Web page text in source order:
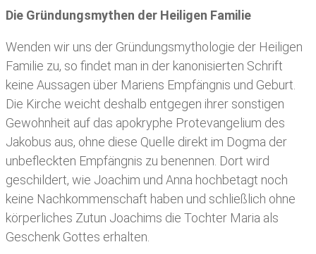
Die Gründungsmythen der Heiligen Familie
Wenden wir uns der Gründungsmythologie der Heiligen
Familie zu, so findet man in der kanonisierten Schrift
keine Aussagen über Mariens Empfängnis und Geburt.
Die Kirche weicht deshalb entgegen ihrer sonstigen
Gewohnheit auf das apokryphe Protevangelium des
Jakobus aus, ohne diese Quelle direkt im Dogma der
unbefleckten Empfängnis zu benennen. Dort wird
geschildert, wie Joachim und Anna hochbetagt noch
keine Nachkommenschaft haben und schließlich ohne
körperliches Zutun Joachims die Tochter Maria als
Geschenk Gottes erhalten.